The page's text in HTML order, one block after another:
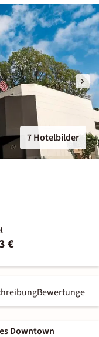
7 Hotelbilder
€
Bewertungen
Downtown